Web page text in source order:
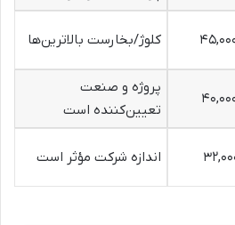
کلوژ/بخارست بالاترین‌ها
پروژه و صنعت
تعیین‌کننده است
اندازه شرکت مؤثر است